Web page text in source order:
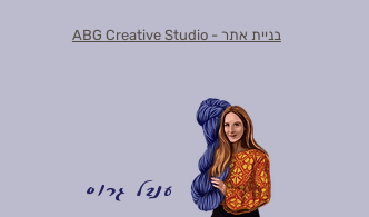
בניית אתר - ABG Creative Studio
ענבל גרוס